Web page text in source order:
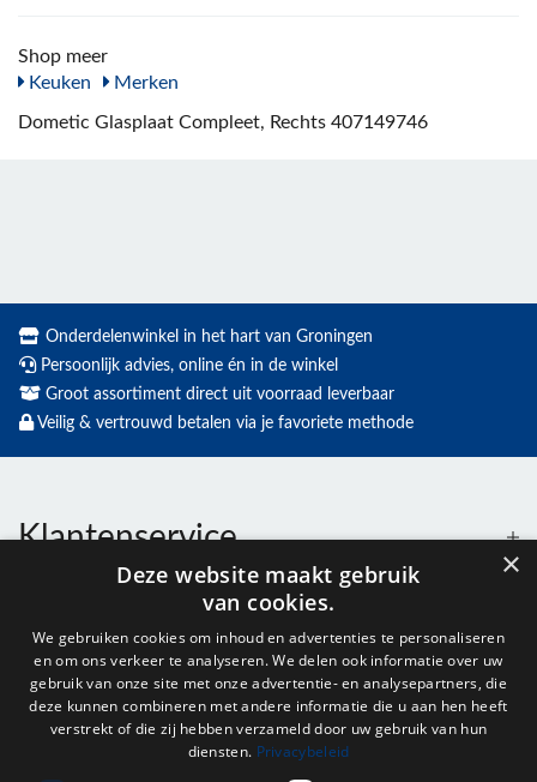
Shop meer
Keuken
Merken
Dometic Glasplaat Compleet, Rechts 407149746
Onderdelenwinkel in het hart van Groningen
Persoonlijk advies, online én in de winkel
Groot assortiment direct uit voorraad leverbaar
Veilig & vertrouwd betalen via je favoriete methode
Klantenservice
Openingstijden
Nieuwsbrief
×
Deze website maakt gebruik
van cookies.
We gebruiken cookies om inhoud en advertenties te personaliseren
en om ons verkeer te analyseren. We delen ook informatie over uw
gebruik van onze site met onze advertentie- en analysepartners, die
deze kunnen combineren met andere informatie die u aan hen heeft
verstrekt of die zij hebben verzameld door uw gebruik van hun
diensten. Privacybeleid